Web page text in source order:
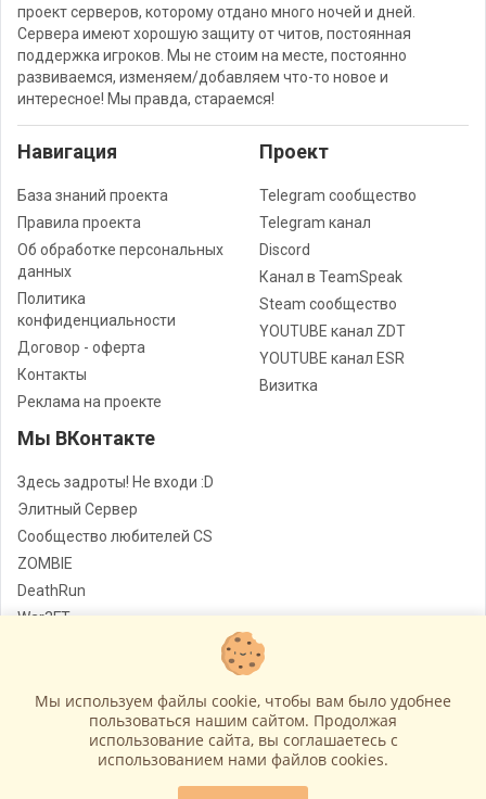
проект серверов, которому отдано много ночей и дней.
Сервера имеют хорошую защиту от читов, постоянная
поддержка игроков. Мы не стоим на месте, постоянно
развиваемся, изменяем/добавляем что-то новое и
интересное! Мы правда, стараемся!
Навигация
База знаний проекта
Правила проекта
Об обработке персональных
данных
Политика
конфиденциальности
Договор - оферта
Контакты
Реклама на проекте
Проект
Telegram сообщество
Telegram канал
Discord
Канал в TeamSpeak
Steam сообщество
YOUTUBE канал ZDT
YOUTUBE канал ESR
Визитка
Мы ВКонтакте
Здесь задроты! Не входи :D
Элитный Сервер
Сообщество любителей CS
ZOMBIE
DeathRun
War3FT
Лучшие сервера Counter - Strike © Все права защищены
Работает наGameCMS
Мы используем файлы cookie, чтобы вам было удобнее
пользоваться нашим сайтом. Продолжая
использование сайта, вы соглашаетесь c
использованием нами файлов cookies.